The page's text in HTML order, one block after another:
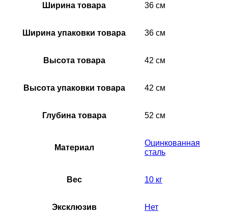
Ширина товара 36 см
Ширина упаковки товара 36 см
Высота товара 42 см
Высота упаковки товара 42 см
Глубина товара 52 см
Материал
Оцинкованная
сталь
Вес 10 кг
Эксклюзив Нет